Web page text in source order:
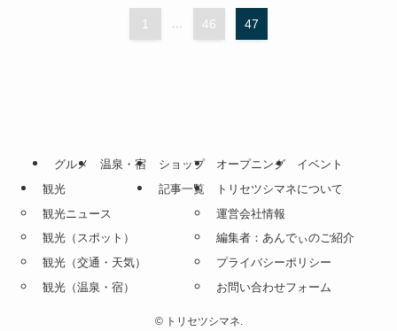
1 46 47
グルメ 温泉・宿 ショップ オープニング
イベント
観光
観光ニュース
観光（スポット）
観光（交通・天気）
観光（温泉・宿）
記事一覧
トリセツシマネについて
運営会社情報
編集者：あんでぃのご紹介
プライバシーポリシー
お問い合わせフォーム
©トリセツシマネ.